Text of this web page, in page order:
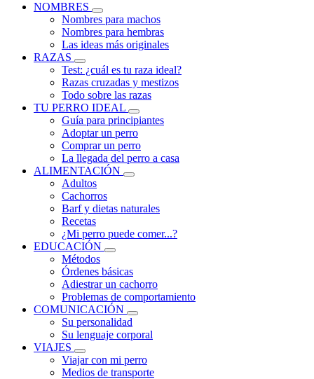
NOMBRES
Nombres para machos
Nombres para hembras
Las ideas más originales
RAZAS
Test: ¿cuál es tu raza ideal?
Razas cruzadas y mestizos
Todo sobre las razas
TU PERRO IDEAL
Guía para principiantes
Adoptar un perro
Comprar un perro
La llegada del perro a casa
ALIMENTACIÓN
Adultos
Cachorros
Barf y dietas naturales
Recetas
¿Mi perro puede comer...?
EDUCACIÓN
Métodos
Órdenes básicas
Adiestrar un cachorro
Problemas de comportamiento
COMUNICACIÓN
Su personalidad
Su lenguaje corporal
VIAJES
Viajar con mi perro
Medios de transporte